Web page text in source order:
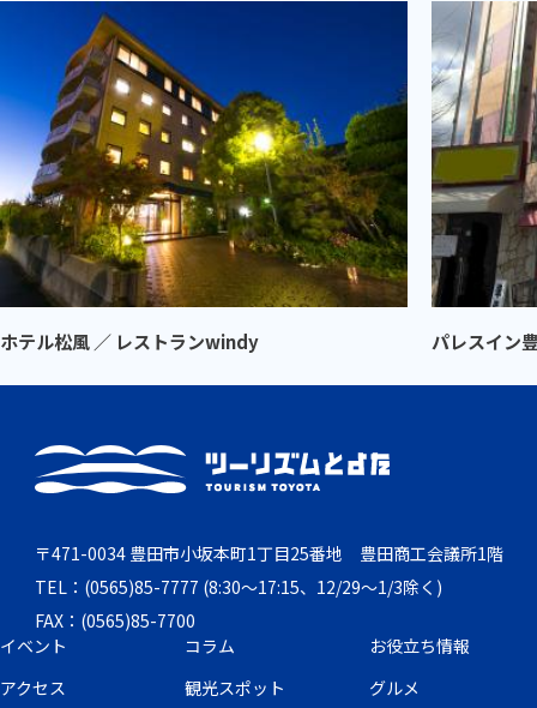
ホテル松風 ／ レストランwindy パレスイン
〒471-0034 豊田市小坂本町1丁目25番地 豊田商工会議所1階
TEL：(0565)85-7777 (8:30～17:15、12/29～1/3除く)
FAX：(0565)85-7700
イベント
コラム
お役立ち情報
アクセス
観光スポット
グルメ